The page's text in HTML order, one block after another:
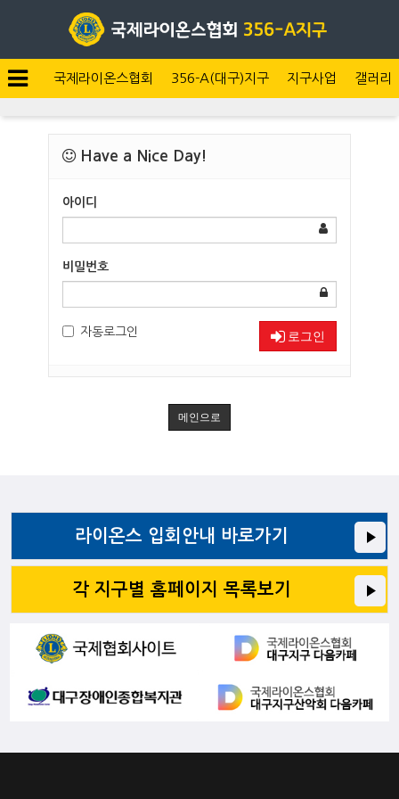
국제라이온스협회 356-A(대구)지구 지구사업 갤러리
Have a Nice Day!
아이디
비밀번호
자동로그인 로그인
메인으로
라이온스 입회안내 바로가기
각 지구별 홈페이지 목록보기